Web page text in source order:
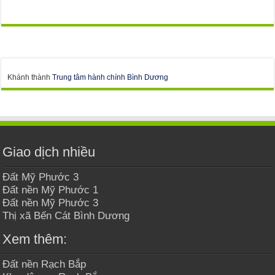
Khánh thànhTrung tâm hành chính Bình Dương
Giao dịch nhiều
Đất Mỹ Phước 3
Đất nền Mỹ Phước 1
Đất nền Mỹ Phước 3
Thị xã Bến Cát Bình Dương
Xem thêm:
Đất nền Rạch Bắp